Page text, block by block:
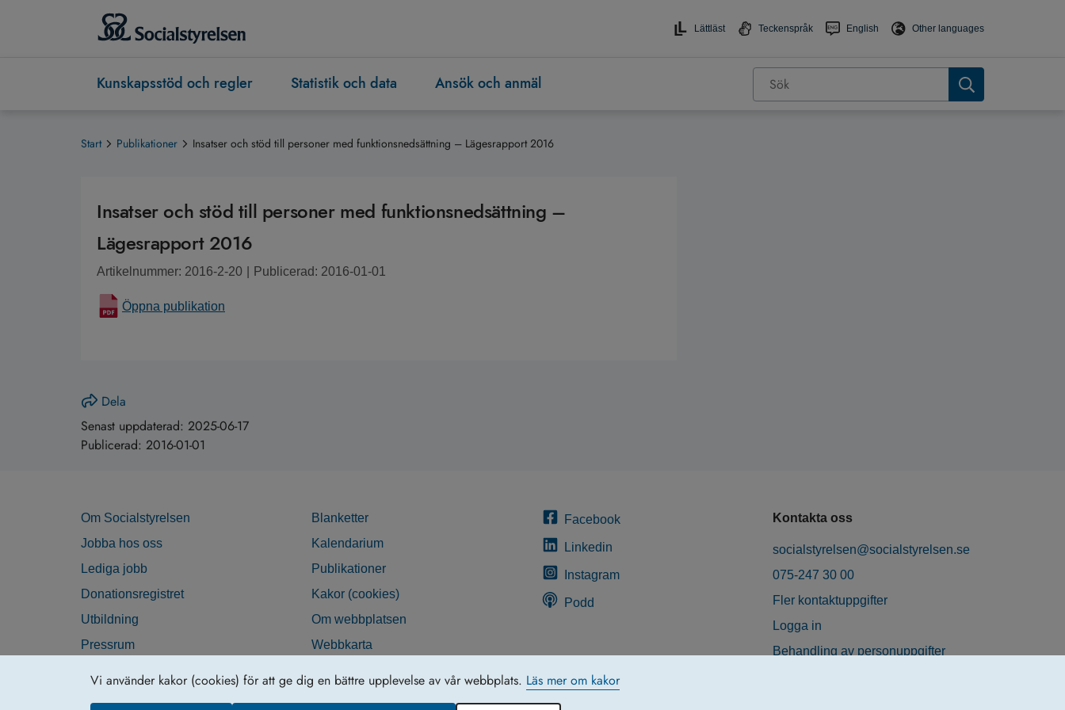
Vi använder kakor (cookies) för att ge dig en bättre upplevelse av vår webbplats. Läs mer om kakor
Lättläst Teckenspråk English Other languages
Kunskapsstöd och regler Statistik och data Ansök och anmäl
Start Publikationer Insatser och stöd till personer med funktionsnedsättning – Lägesrapport 2016
Insatser och stöd till personer med funktionsnedsättning –
Lägesrapport 2016
Artikelnummer: 2016-2-20 Publicerad: 2016-01-01
Öppna publikation
Dela
Senast uppdaterad: 2025-06-17
Publicerad: 2016-01-01
Om Socialstyrelsen
Jobba hos oss
Lediga jobb
Donationsregistret
Utbildning
Pressrum
Blanketter
Kalendarium
Publikationer
Kakor (cookies)
Om webbplatsen
Webbkarta
Facebook
Linkedin
Instagram
Podd
Kontakta oss
socialstyrelsen@socialstyrelsen.se
075-247 30 00
Fler kontaktuppgifter
Logga in
Behandling av personuppgifter